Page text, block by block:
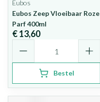
Eubos
Eubos Zeep Vloeibaar Roze
Parf 400ml
€ 13,60
Bestel